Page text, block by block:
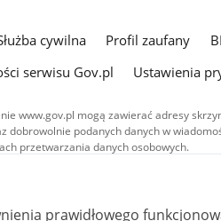
cywilna Profil zaufany
serwisu Gov.pl
Ustawienia
www.gov.pl mogą zawierać adresy
dobrowolnie podanych danych w
przetwarzania danych osobowych.
publikowane w serwisie (z
na licencji typu Creative Commons:
4.0 (CC BY-SA 4.0). Materiały
prawidłowego